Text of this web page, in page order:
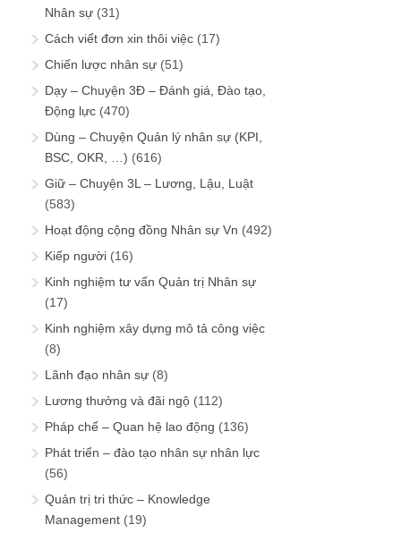
Nhân sự (31)
Cách viết đơn xin thôi việc (17)
Chiến lược nhân sự (51)
Dạy – Chuyện 3Đ – Đánh giá, Đào tạo,
Động lực (470)
Dùng – Chuyện Quản lý nhân sự (KPI,
BSC, OKR, …) (616)
Giữ – Chuyện 3L – Lương, Lậu, Luật
(583)
Hoạt động cộng đồng Nhân sự Vn (492)
Kiếp người (16)
Kinh nghiệm tư vấn Quản trị Nhân sự
(17)
Kinh nghiệm xây dựng mô tả công việc
(8)
Lãnh đạo nhân sự (8)
Lương thưởng và đãi ngộ (112)
Pháp chế – Quan hệ lao động (136)
Phát triển – đào tạo nhân sự nhân lực
(56)
Quản trị tri thức – Knowledge
Management (19)